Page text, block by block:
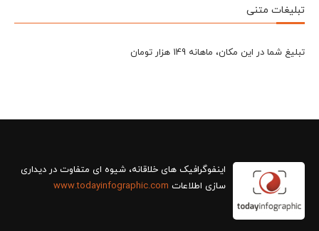
تبلیغات متنی
تبلیغ شما در این مکان، ماهانه 149 هزار تومان
سازی اطلاعات www.todayinfographic.com